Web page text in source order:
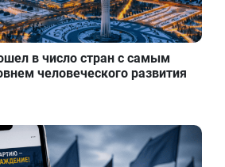
в число стран с самым
человеческого развития